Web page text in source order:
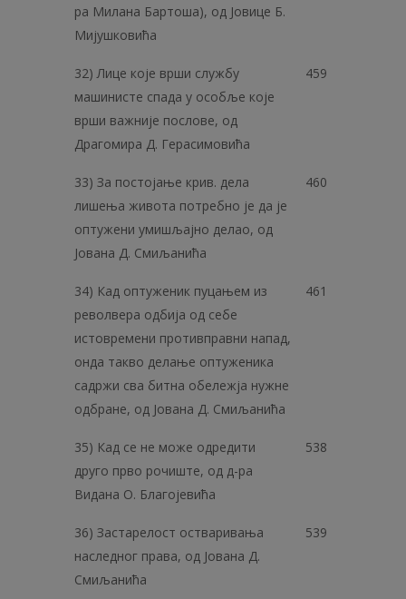
ра Милана Бартоша), од Јовице Б.
Мијушковића
32) Лице које врши службу
машинисте спада у особље које
врши важније послове, од
Драгомира Д. Герасимовића
459
33) За постојање крив. дела
лишења живота потребно је да је
оптужени умишљајно делао, од
Јована Д. Смиљанића
460
34) Кад оптуженик пуцањем из
револвера одбија од себе
истовремени противправни напад,
онда такво делање оптуженика
садржи сва битна обележја нужне
одбране, од Јована Д. Смиљанића
461
35) Кад се не може одредити
друго прво рочиште, од д-ра
Видана О. Благојевића
538
36) Застарелост остваривања
наследног права, од Јована Д.
Смиљанића
539